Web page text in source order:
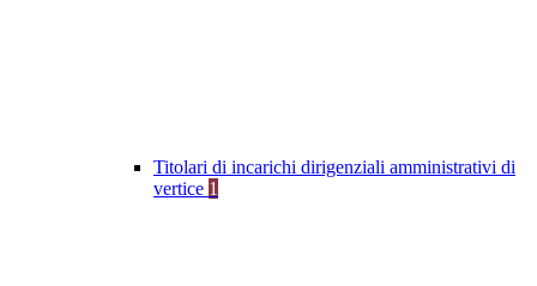
Titolari di incarichi dirigenziali amministrativi di
vertice 1